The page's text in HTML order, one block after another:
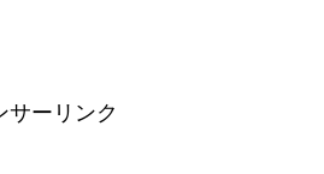
サーリンク